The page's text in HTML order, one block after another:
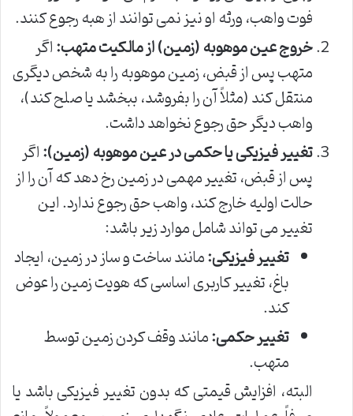
فوت واهب، ورثه او نیز نمی توانند از هبه رجوع کنند.
خروج عین موهوبه (زمین) از مالکیت متهب:اگر
متهب پس از قبض، زمین موهوبه را به شخص دیگری
منتقل کند (مثلاً آن را بفروشد، ببخشد یا صلح کند)،
واهب دیگر حق رجوع نخواهد داشت.
تغییر فیزیکی یا حکمی در عین موهوبه (زمین):اگر
پس از قبض، تغییر مهمی در زمین رخ دهد که آن را از
حالت اولیه خارج کند، واهب حق رجوع ندارد. این
تغییر می تواند شامل موارد زیر باشد:
تغییر فیزیکی:مانند ساخت و ساز در زمین، ایجاد
باغ، تغییر کاربری اساسی که هویت زمین را عوض
کند.
تغییر حکمی:مانند وقف کردن زمین توسط
متهب.
البته، افزایش قیمتی که بدون تغییر فیزیکی باشد یا